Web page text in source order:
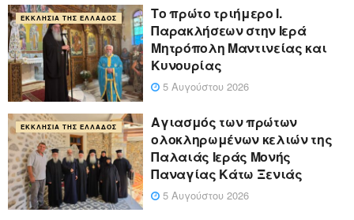
ΕΚΚΛΗΣΊΑ ΤΗΣ ΕΛΛΆΔΟΣ
Το πρώτο τριήμερο Ι.
Παρακλήσεων στην Ιερά
Μητρόπολη Μαντινείας και
Κυνουρίας
5 Αυγούστου 2026
ΕΚΚΛΗΣΊΑ ΤΗΣ ΕΛΛΆΔΟΣ
Αγιασμός των πρώτων
ολοκληρωμένων κελιών της
Παλαιάς Ιεράς Μονής
Παναγίας Κάτω Ξενιάς
5 Αυγούστου 2026